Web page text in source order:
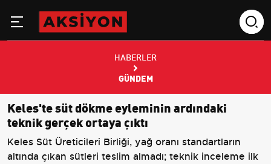
HABERLER
GÜNDEM
Keles'te süt dökme eyleminin ardındaki
teknik gerçek ortaya çıktı
Keles Süt Üreticileri Birliği, yağ oranı standartların
altında çıkan sütleri teslim almadı; teknik inceleme ilk